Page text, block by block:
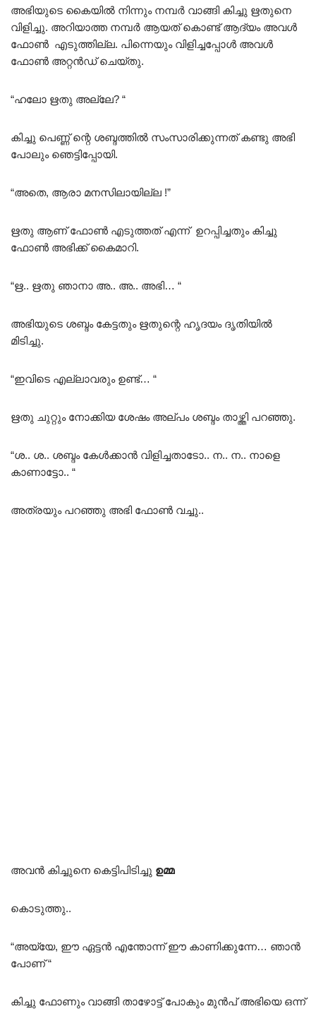
അഭിയുടെ കൈയിൽ നിന്നും നമ്പർ വാങ്ങി കിച്ചു ഋതുനെ
വിളിച്ചു. അറിയാത്ത നമ്പർ ആയത് കൊണ്ട് ആദ്യം അവൾ
ഫോൺ എടുത്തില്ല. പിന്നെയും വിളിച്ചപ്പോൾ അവൾ
ഫോൺ അറ്റൻഡ് ചെയ്തു.
“ഹലോ ഋതു അല്ലേ? “
കിച്ചു പെണ്ണ് ന്റെ ശബ്ദത്തിൽ സംസാരിക്കുന്നത് കണ്ടു അഭി
പോലും ഞെട്ടിപ്പോയി.
“അതെ, ആരാ മനസിലായില്ല !”
ഋതു ആണ് ഫോൺ എടുത്തത് എന്ന് ഉറപ്പിച്ചതും കിച്ചു
ഫോൺ അഭിക്ക് കൈമാറി.
“ഋ.. ഋതു ഞാനാ അ.. അ.. അഭി… “
അഭിയുടെ ശബ്ദം കേട്ടതും ഋതുന്റെ ഹൃദയം ദൃതിയിൽ
മിടിച്ചു.
“ഇവിടെ എല്ലാവരും ഉണ്ട്… “
ഋതു ചുറ്റും നോക്കിയ ശേഷം അല്പം ശബ്ദം താഴ്ത്തി പറഞ്ഞു.
“ശ.. ശ.. ശബ്ദം കേൾക്കാൻ വിളിച്ചതാടോ.. ന.. ന.. നാളെ
കാണാട്ടോ.. “
അത്രയും പറഞ്ഞു അഭി ഫോൺ വച്ചു..
അവൻ കിച്ചുനെ കെട്ടിപിടിച്ചു ഉമ്മ
കൊടുത്തു..
“അയ്യേ, ഈ ഏട്ടൻ എന്തോന്ന് ഈ കാണിക്കുന്നേ… ഞാൻ
പോണ് “
കിച്ചു ഫോണും വാങ്ങി താഴോട്ട് പോകും മുൻപ് അഭിയെ ഒന്ന്